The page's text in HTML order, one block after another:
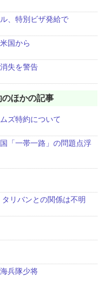
、特別ビザ発給で
国から
失を警告
ほかの記事
ズ特約について
「一帯一路」の問題点浮
リバンとの関係は不明
兵隊少将